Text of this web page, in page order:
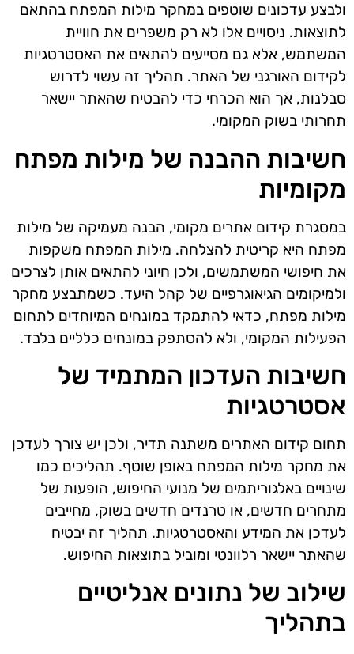
ולבצע עדכונים שוטפים במחקר מילות המפתח בהתאם
לתוצאות. ניסויים אלו לא רק משפרים את חוויית
המשתמש, אלא גם מסייעים להתאים את האסטרטגיות
לקידום האורגני של האתר. תהליך זה עשוי לדרוש
סבלנות, אך הוא הכרחי כדי להבטיח שהאתר יישאר
תחרותי בשוק המקומי.
חשיבות ההבנה של מילות מפתח
מקומיות
במסגרת קידום אתרים מקומי, הבנה מעמיקה של מילות
מפתח היא קריטית להצלחה. מילות המפתח משקפות
את חיפושי המשתמשים, ולכן חיוני להתאים אותן לצרכים
ולמיקומים הגיאוגרפיים של קהל היעד. כשמתבצע מחקר
מילות מפתח, כדאי להתמקד במונחים המיוחדים לתחום
הפעילות המקומי, ולא להסתפק במונחים כלליים בלבד.
חשיבות העדכון המתמיד של
אסטרטגיות
תחום קידום האתרים משתנה תדיר, ולכן יש צורך לעדכן
את מחקר מילות המפתח באופן שוטף. תהליכים כמו
שינויים באלגוריתמים של מנועי החיפוש, הופעות של
מתחרים חדשים, או טרנדים חדשים בשוק, מחייבים
לעדכן את המידע והאסטרטגיות. תהליך זה יבטיח
שהאתר יישאר רלוונטי ומוביל בתוצאות החיפוש.
שילוב של נתונים אנליטיים
בתהליך